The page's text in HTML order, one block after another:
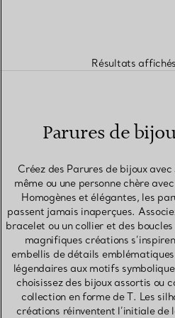
Résultats
Parures de
Créez des Parures de bijoux
même ou une personne chère
Homogènes et élégantes, les
passent jamais inaperçues.
bracelet ou un collier et des
magnifiques créations
embellis de détails
légendaires aux motifs
choisissez des bijoux assortis ou
collection en forme de T. Les
créations réinventent l’initiale de